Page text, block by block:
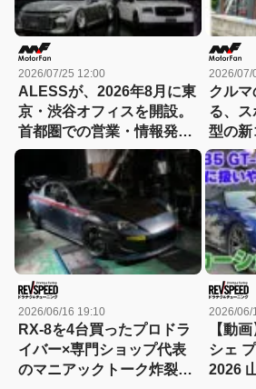
2026/07/25 12:00
ALESSが、2026年8月に東
京・渋谷オフィスを開設。
首都圏での営業・情報発信
体制を強化
2026/07/
クルマ
る、
型の新
「A
2026/06/16 19:10
RX-8を4台買ったプロドラ
イバー×専門ショップ代表
のマニアックトーク炸裂！
2026/06/
【動
シェ
2026